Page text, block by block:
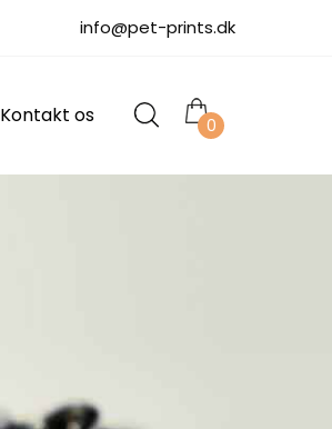
info@pet-prints.dk
0
Kontakt os